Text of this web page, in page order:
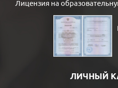
Лицензия на
ЛИЧНЫЙ